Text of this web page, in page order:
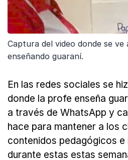
Captura del video donde se ve
enseñando guaraní.
En las redes sociales se
donde la profe enseña
a través de WhatsApp y
hace para mantener a los
contenidos pedagógicos
durante estas estas